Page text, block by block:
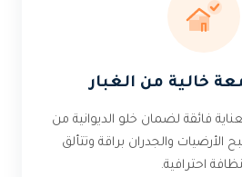
خالية من الغبار
فائقة لضمان خلو الديوانية من
الأرضيات والجدران براقة وتتألق
احترافية.